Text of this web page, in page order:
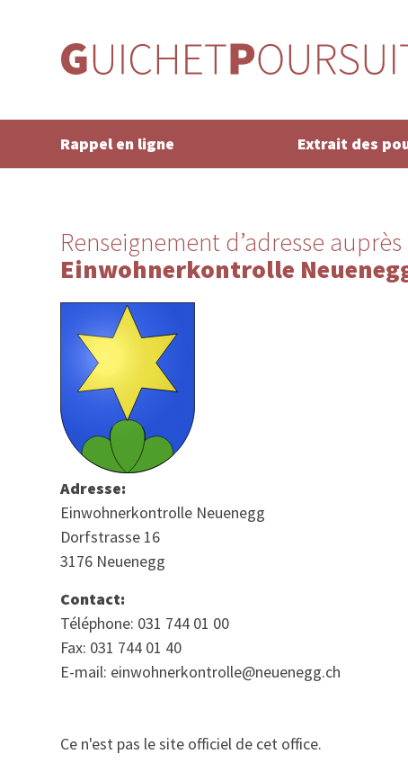
Rappel en ligne Extrait des
Renseignement d’adresse
Einwohnerkontrolle
Adresse:
Einwohnerkontrolle Neuenegg
Dorfstrasse 16
3176 Neuenegg
Contact:
Téléphone: 031 744 01 00
Fax: 031 744 01 40
E-mail: einwohnerkontrolle@neuenegg.ch
Ce n'est pas le site officiel de cet office.